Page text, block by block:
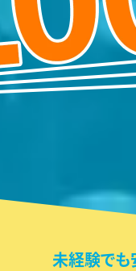
未経験でも